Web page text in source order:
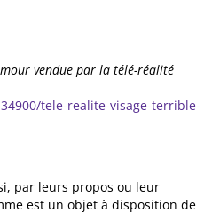
vendue par la télé-réalité
tele-realite-visage-terrible-
par leurs propos ou leur
est un objet à disposition de